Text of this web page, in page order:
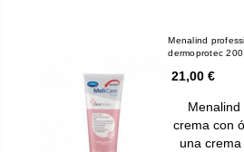
Menalind
dermoprotec 200
21,00 €
crema con
una